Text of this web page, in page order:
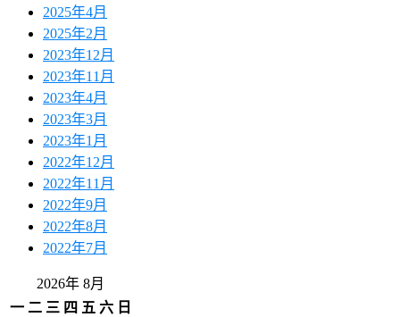
2025年4月
2025年2月
2023年12月
2023年11月
2023年4月
2023年3月
2023年1月
2022年12月
2022年11月
2022年9月
2022年8月
2022年7月
2026年 8月
一 二 三 四 五 六 日